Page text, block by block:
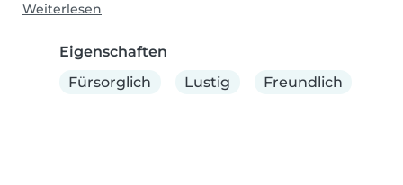
Weiterlesen
Eigenschaften
Fürsorglich
Lustig Freundlich